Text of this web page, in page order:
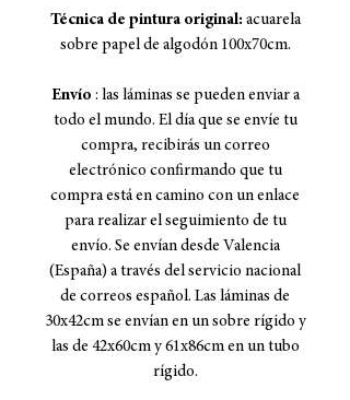
Técnica de pintura original: acuarela
sobre papel de algodón 100x70cm.
Envío : las láminas se pueden enviar a
todo el mundo. El día que se envíe tu
compra, recibirás un correo
electrónico confirmando que tu
compra está en camino con un enlace
para realizar el seguimiento de tu
envío. Se envían desde Valencia
(España) a través del servicio nacional
de correos español. Las láminas de
30x42cm se envían en un sobre rígido y
las de 42x60cm y 61x86cm en un tubo
rígido.